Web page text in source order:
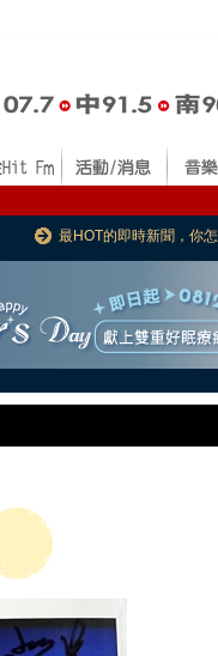
最HOT的即時新聞，你